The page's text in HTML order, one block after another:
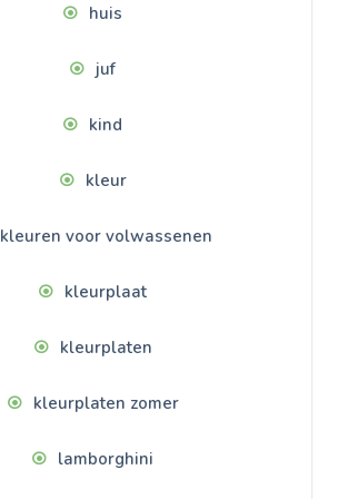
huis
juf
kind
kleur
kleuren voor volwassenen
kleurplaat
kleurplaten
kleurplaten zomer
lamborghini